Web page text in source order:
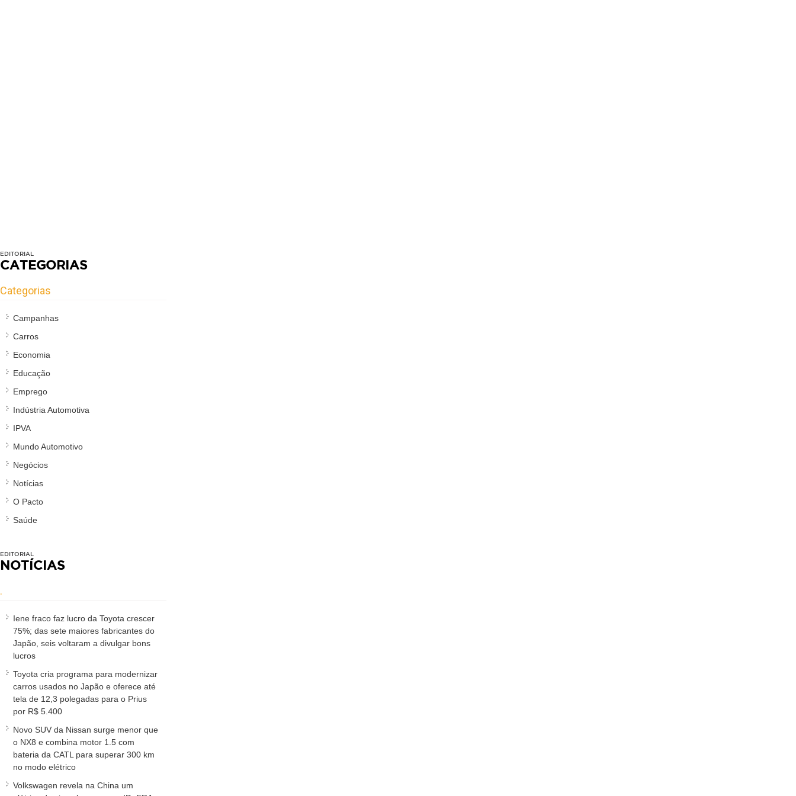
EDITORIAL
CATEGORIAS
Categorias
Campanhas
Carros
Economia
Educação
Emprego
Indústria Automotiva
IPVA
Mundo Automotivo
Negócios
Notícias
O Pacto
Saúde
EDITORIAL
NOTÍCIAS
.
Iene fraco faz lucro da Toyota crescer
75%; das sete maiores fabricantes do
Japão, seis voltaram a divulgar bons
lucros
Toyota cria programa para modernizar
carros usados no Japão e oferece até
tela de 12,3 polegadas para o Prius
por R$ 5.400
Novo SUV da Nissan surge menor que
o NX8 e combina motor 1.5 com
bateria da CATL para superar 300 km
no modo elétrico
Volkswagen revela na China um